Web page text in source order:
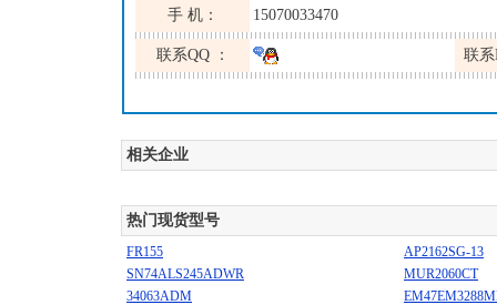
手 机：
15070033470
联系QQ ： 联
相关企业
热门现货型号
FR155
AP2162SG-13
SN74ALS245ADWR
MUR2060CT
34063ADM